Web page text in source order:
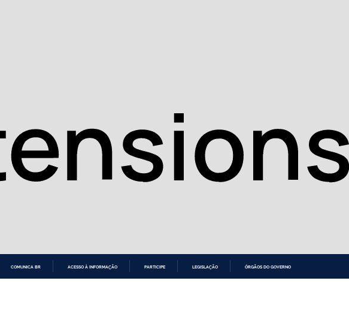
COMUNICA BR ACESSO À INFORMAÇÃO PARTICIPE LEGISLAÇÃO ÓRGÃOS DO GOVERNO